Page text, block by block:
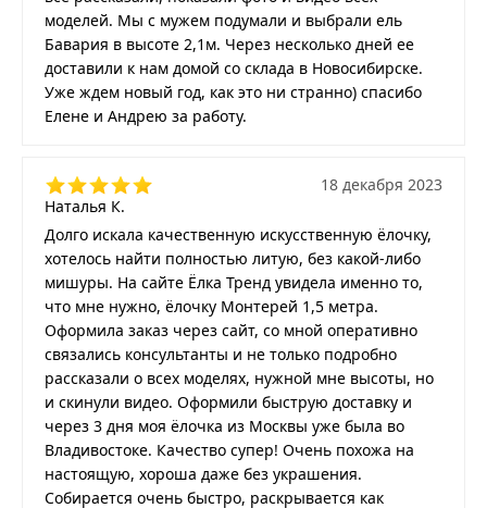
моделей. Мы с мужем подумали и выбрали ель
Бавария в высоте 2,1м. Через несколько дней ее
доставили к нам домой со склада в Новосибирске.
Уже ждем новый год, как это ни странно) спасибо
Елене и Андрею за работу.
Наталья К.
18 декабря 2023
Долго искала качественную искусственную ёлочку,
хотелось найти полностью литую, без какой-либо
мишуры. На сайте Ёлка Тренд увидела именно то,
что мне нужно, ёлочку Монтерей 1,5 метра.
Оформила заказ через сайт, со мной оперативно
связались консультанты и не только подробно
рассказали о всех моделях, нужной мне высоты, но
и скинули видео. Оформили быструю доставку и
через 3 дня моя ёлочка из Москвы уже была во
Владивостоке. Качество супер! Очень похожа на
настоящую, хороша даже без украшения.
Собирается очень быстро, раскрывается как